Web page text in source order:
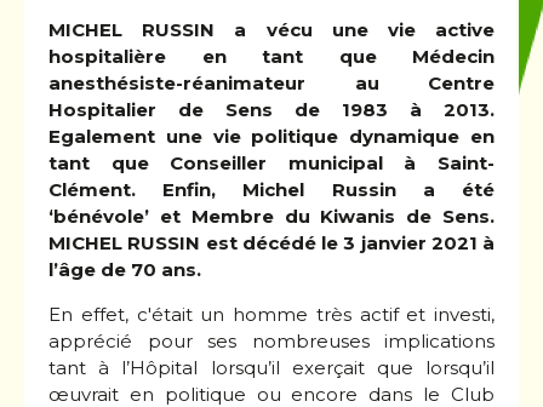
MICHEL RUSSIN a vécu une vie active
hospitalière en tant que Médecin
anesthésiste-réanimateur au Centre
Hospitalier de Sens de 1983 à 2013.
Egalement une vie politique dynamique en
tant que Conseiller municipal à Saint-
Clément. Enfin, Michel Russin a été
‘bénévole’ et Membre du Kiwanis de Sens.
MICHEL RUSSIN est décédé le 3 janvier 2021 à
l’âge de 70 ans.
En effet, c'était un homme très actif et investi,
apprécié pour ses nombreuses implications
tant à l’Hôpital lorsqu’il exerçait que lorsqu’il
œuvrait en politique ou encore dans le Club